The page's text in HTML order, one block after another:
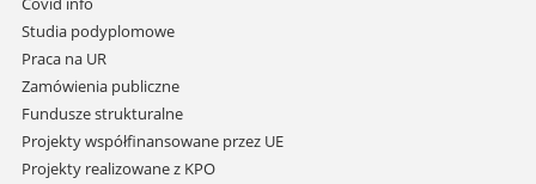
treści
Studia podyplomowe
Praca na UR
Zamówienia publiczne
Fundusze strukturalne
Projekty współfinansowane przez UE
Projekty realizowane z KPO